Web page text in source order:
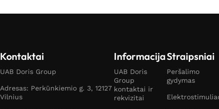
Kontaktai
UAB Doris Group
Adresas: Perkūnkiemio g. 3, 12127
Vilnius
Informacija
UAB Doris
Group
kontaktai ir
rekvizitai
Straipsniai
Peršalimo
gydymas